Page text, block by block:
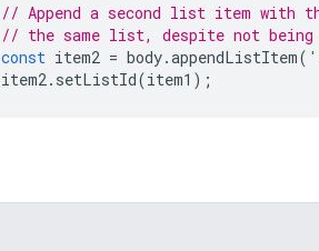
// Append a second list item with
// the same list, despite not being
const item2 = body.appendListItem(
item2. setListId(item1 );